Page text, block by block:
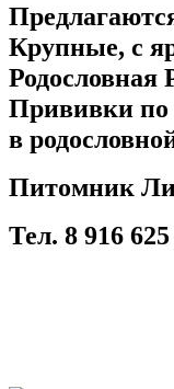
Крупные, с
Прививки по
в
Питомник
Тел. 8 916 625